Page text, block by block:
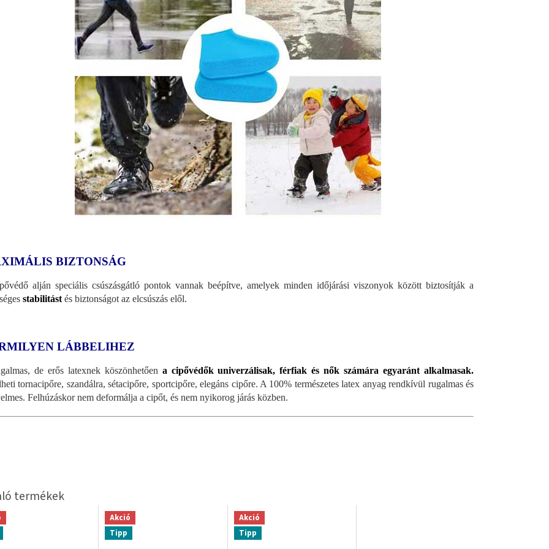
BIZTONSÁG
alján speciális csúszásgátló pontok vannak beépítve, amelyek minden időjárási viszonyok között biztosítják a
stabilitást és biztonságot az elcsúszás elől.
LÁBBELIHEZ
de erős latexnek köszönhetően a cipővédők univerzálisak, férfiak és nők számára egyaránt alkalmasak.
tornacipőre, szandálra, sétacipőre, sportcipőre, elegáns cipőre. A 100% természetes latex anyag rendkívül rugalmas és
Felhúzáskor nem deformálja a cipőt, és nem nyikorog járás közben.
Akció
Tipp
Akció
Tipp